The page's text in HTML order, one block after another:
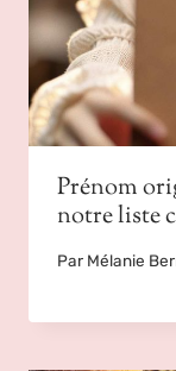
Prénom
notre liste
Par Mélanie